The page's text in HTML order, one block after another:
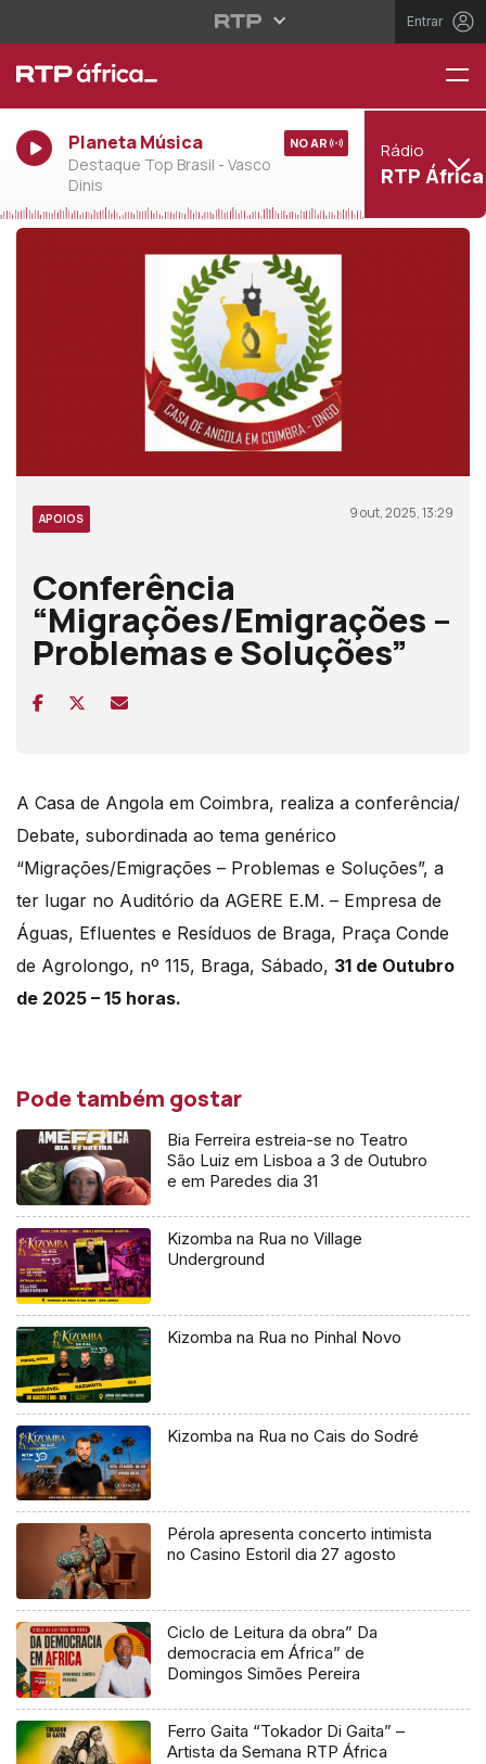
Entrar
Planeta Música
Destaque Top Brasil - Vasco
Dinis
NO AR Rádio
RTP África
APOIOS 9 out, 2025, 13:29
Conferência
“Migrações/Emigrações –
Problemas e Soluções”
A Casa de Angola em Coimbra, realiza a conferência/
Debate, subordinada ao tema genérico
“Migrações/Emigrações – Problemas e Soluções”, a
ter lugar no Auditório da AGERE E.M. – Empresa de
Águas, Efluentes e Resíduos de Braga, Praça Conde
de Agrolongo, nº 115, Braga, Sábado, 31 de Outubro
de 2025 – 15 horas.
Pode também gostar
Bia Ferreira estreia-se no Teatro
São Luiz em Lisboa a 3 de Outubro
e em Paredes dia 31
Kizomba na Rua no Village
Underground
Kizomba na Rua no Pinhal Novo
Kizomba na Rua no Cais do Sodré
Pérola apresenta concerto intimista
no Casino Estoril dia 27 agosto
Ciclo de Leitura da obra” Da
democracia em África” de
Domingos Simões Pereira
Ferro Gaita “Tokador Di Gaita” –
Artista da Semana RTP África